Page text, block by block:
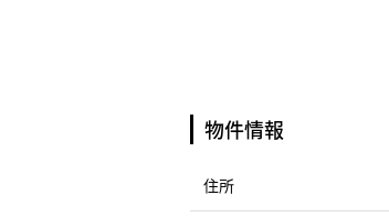
物件情報
住所